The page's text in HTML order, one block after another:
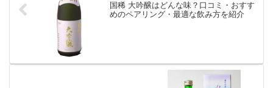
国稀 大吟醸はどんな味？口コミ・おすす
めのペアリング・最適な飲み方を紹介